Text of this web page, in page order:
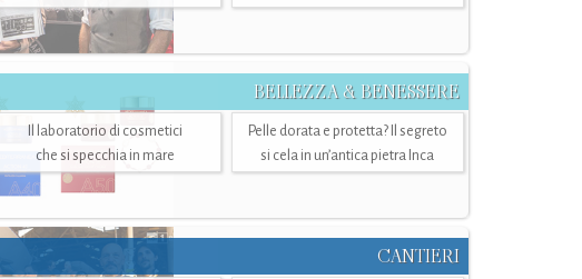
BELLEZZA & BENESSERE
Il laboratorio di cosmetici
che si specchia in mare
Pelle dorata e protetta? Il segreto
si cela in un’antica pietra Inca
CANTIERI